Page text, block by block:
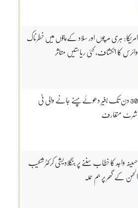
امریکا: ہری مرچوں اور سلاد کے پتوں میں خطرناک
وائرس کا انکشاف، کئی ریاستیں متاثر
30 دن تک بغیر دھوئے پہنے جانے والی ٹی
شرٹ متعارف
حسینہ واجد کا خطاب سننے پر بنگلادیشی کرکٹر شکیب
الحسن کے گھر پر بم حملہ